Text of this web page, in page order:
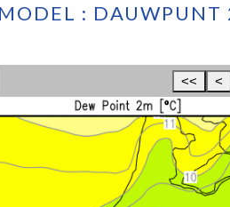
: DAUWPUNT
<< <